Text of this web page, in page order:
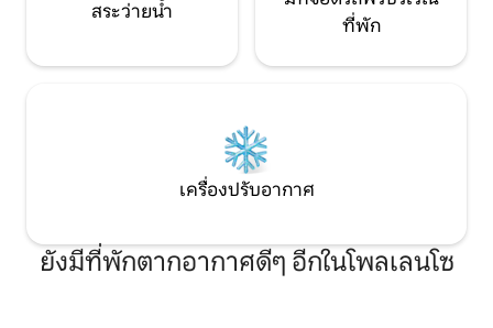
สระว่ายน้ำ
ที่พัก
เครื่องปรับอากาศ
ยังมีที่พักตากอากาศดีๆ อีกในโพลเลนโซ